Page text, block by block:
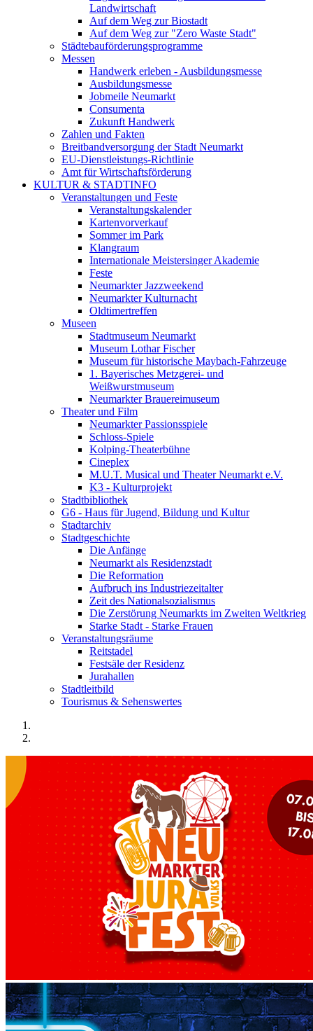
Landwirtschaft
Auf dem Weg zur Biostadt
Auf dem Weg zur "Zero Waste Stadt"
Städtebauförderungsprogramme
Messen
Handwerk erleben - Ausbildungsmesse
Ausbildungsmesse
Jobmeile Neumarkt
Consumenta
Zukunft Handwerk
Zahlen und Fakten
Breitbandversorgung der Stadt Neumarkt
EU-Dienstleistungs-Richtlinie
Amt für Wirtschaftsförderung
KULTUR & STADTINFO
Veranstaltungen und Feste
Veranstaltungskalender
Kartenvorverkauf
Sommer im Park
Klangraum
Internationale Meistersinger Akademie
Feste
Neumarkter Jazzweekend
Neumarkter Kulturnacht
Oldtimertreffen
Museen
Stadtmuseum Neumarkt
Museum Lothar Fischer
Museum für historische Maybach-Fahrzeuge
1. Bayerisches Metzgerei- und
Weißwurstmuseum
Neumarkter Brauereimuseum
Theater und Film
Neumarkter Passionsspiele
Schloss-Spiele
Kolping-Theaterbühne
Cineplex
M.U.T. Musical und Theater Neumarkt e.V.
K3 - Kulturprojekt
Stadtbibliothek
G6 - Haus für Jugend, Bildung und Kultur
Stadtarchiv
Stadtgeschichte
Die Anfänge
Neumarkt als Residenzstadt
Die Reformation
Aufbruch ins Industriezeitalter
Zeit des Nationalsozialismus
Die Zerstörung Neumarkts im Zweiten Weltkrieg
Starke Stadt - Starke Frauen
Veranstaltungsräume
Reitstadel
Festsäle der Residenz
Jurahallen
Stadtleitbild
Tourismus & Sehenswertes